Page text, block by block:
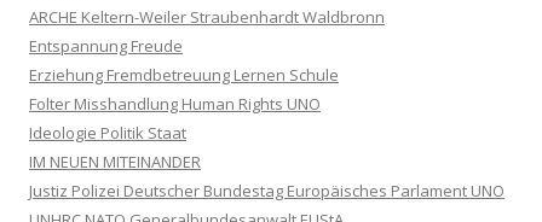
ARCHE Keltern-Weiler Straubenhardt Waldbronn
Entspannung Freude
Erziehung Fremdbetreuung Lernen Schule
Folter Misshandlung Human Rights UNO
Ideologie Politik Staat
IM NEUEN MITEINANDER
Justiz Polizei Deutscher Bundestag Europäisches Parlament UNO